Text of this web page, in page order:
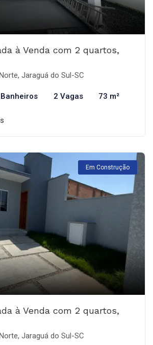
à Venda com 2 quartos,
Jaraguá do Sul-SC
2 Vagas 73 m²
Em Construção
à Venda com 2 quartos,
Jaraguá do Sul-SC